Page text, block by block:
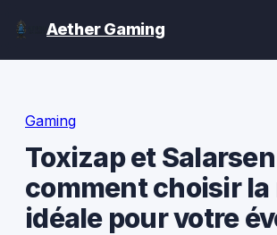
Aether Gaming
Gaming
Toxizap et
comment choisir
idéale pour votre